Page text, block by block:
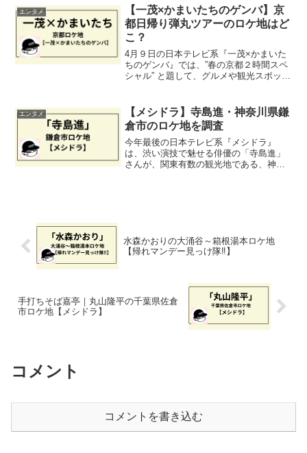
から、訪問地を探ってみたいと思いま
す。
エンタメ
【一茂×かまいたちのゲンバ】京
都日帰り弾丸ツアーのロケ地はど
こ？
4月９日の日本テレビ系『一茂×かまいた
ちのゲンバ』では、”春の京都２時間スペ
シャル” と題して、グルメや観光スポット
つものように動画を頼りにロケ地を探っ
てみたいと思います。
エンタメ
【メシドラ】寺島進・神奈川県鎌
倉市のロケ地を調査
今年最後の日本テレビ系『メシドラ』
は、渋い演技で魅せる俳優の「寺島進」
さんが、関東有数の観光地である、神奈
水森かおりの大涌谷～箱根湯本ロケ地
【帰れマンデー見っけ隊‼】
手打ちそば嘉亭｜丸山隆平の千葉県佐倉
市ロケ地【メシドラ】
コメント
コメントを書き込む